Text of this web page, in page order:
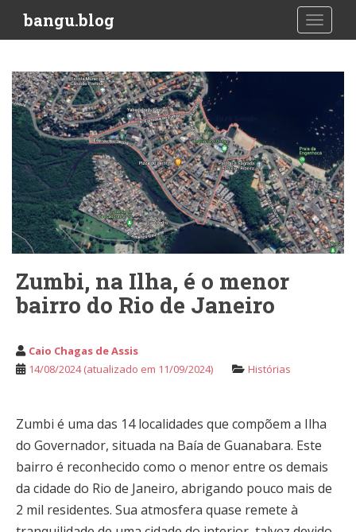
i
bangu.blog
Zumbi, na Ilha, é o menor
bairro do Rio de Janeiro
Caio Chagas de Assis
14/08/2024(atualizado em 11/09/2024) Histórias
Zumbi é uma das 14 localidades que compõem a Ilha
do Governador, situada na Baía de Guanabara. Este
bairro é reconhecido como o menor entre os demais
da cidade do Rio de Janeiro, abrigando pouco mais de
2 mil residentes. Sua atmosfera quase remete à